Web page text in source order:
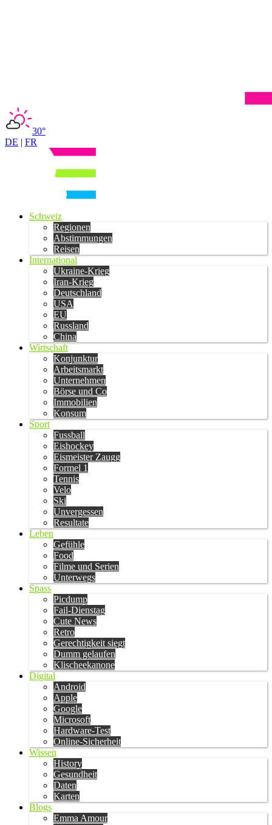
30°
DE | FR
Schweiz
Regionen
Abstimmungen
Reisen
International
Ukraine-Krieg
Iran-Krieg
Deutschland
USA
EU
Russland
China
Wirtschaft
Konjunktur
Arbeitsmarkt
Unternehmen
Börse und Co
Immobilien
Konsum
Sport
Fussball
Eishockey
Eismeister Zaugg
Formel 1
Tennis
Velo
Ski
Unvergessen
Resultate
Leben
Gefühle
Food
Filme und Serien
Unterwegs
Spass
Picdump
Fail-Dienstag
Cute News
Retro
Gerechtigkeit siegt
Dumm gelaufen
Klischeekanone
Digital
Android
Apple
Google
Microsoft
Hardware-Test
Online-Sicherheit
Wissen
History
Gesundheit
Daten
Karten
Blogs
Emma Amour